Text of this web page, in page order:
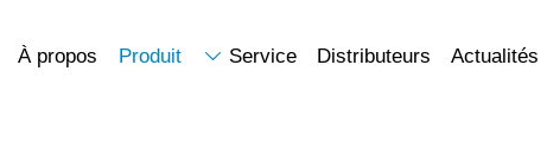
À propos Produit  Service Distributeurs Actualités